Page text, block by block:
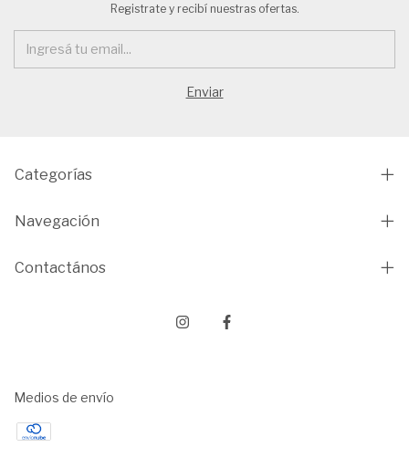
Registrate y recibí nuestras ofertas.
Categorías
Navegación
Contactános
Medios de envío